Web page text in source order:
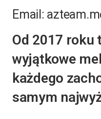
Email:
Od 2017 roku
wyjątkowe
każdego
samym